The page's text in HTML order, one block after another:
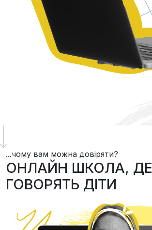
...чому вам можна довіряти?
ОНЛАЙН ШКОЛА, ДЕ
ГОВОРЯТЬ ДІТИ